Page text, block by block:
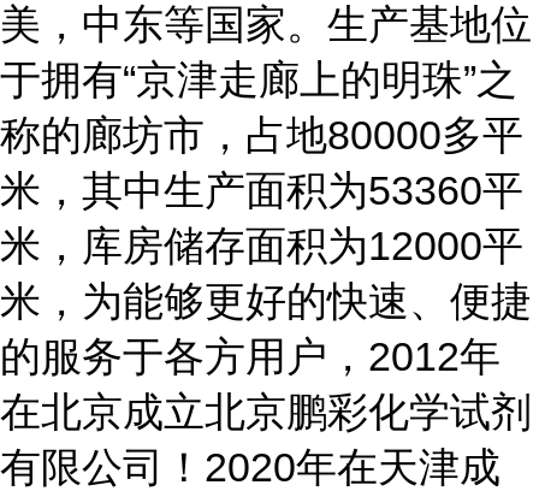
美，中东等国家。生产基地位
于拥有“京津走廊上的明珠”之
称的廊坊市，占地80000多平
米，其中生产面积为53360平
米，库房储存面积为12000平
米，为能够更好的快速、便捷
的服务于各方用户，2012年
在北京成立北京鹏彩化学试剂
有限公司！2020年在天津成